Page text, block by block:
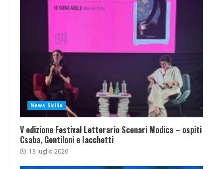
News Sicilia
V edizione Festival Letterario Scenari Modica – ospiti
Csaba, Gentiloni e Iacchetti
13 luglio 2026